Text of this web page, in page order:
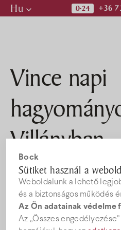
Bock
Sütiket használ a
Weboldalunk a lehető
és a biztonságos működés
Az Ön adatainak védelme
Az „Összes
De
Hu +36
Vince napi
Villányban
Babona Bock Gasztrotipp
A szőlősgazdák a múltba
Programok
Kiadványok
Hírek
Állásajánlatok